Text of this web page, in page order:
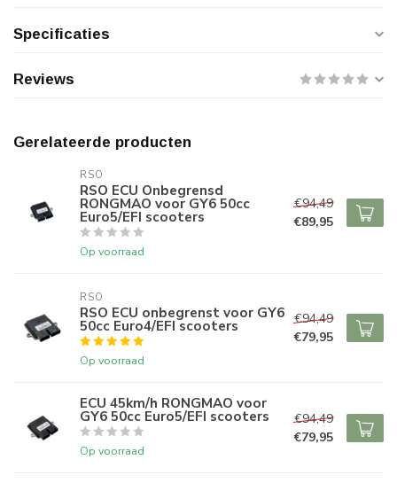
Specificaties
Reviews
Gerelateerde producten
RSO
RSO ECU Onbegrensd
RONGMAO voor GY6 50cc
Euro5/EFI scooters
Op voorraad
€94,49
€89,95
RSO
RSO ECU onbegrenst voor GY6
50cc Euro4/EFI scooters
Op voorraad
€94,49
€79,95
ECU 45km/h RONGMAO voor
GY6 50cc Euro5/EFI scooters
Op voorraad
€94,49
€79,95